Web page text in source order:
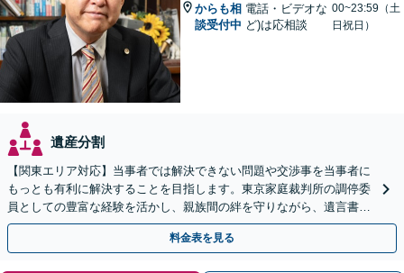
からも相
談受付中
電話・ビデオな
ど)は応相談
00~23:59（土
日祝日）
遺産分割
【関東エリア対応】当事者では解決できない問題や交渉事を当事者に
もっとも有利に解決することを目指します。東京家庭裁判所の調停委
員としての豊富な経験を活かし、親族間の絆を守りながら、遺言書作
成から相続放棄まで相続問題を誠実にサポートいたします。
料金表を見る